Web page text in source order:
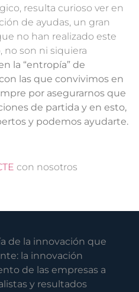
resulta curioso ver en
de ayudas, un gran
no han realizado este
no son ni siquiera
la “entropía” de
las que convivimos en
por asegurarnos que
de partida y en esto,
y podemos ayudarte.
con nosotros
de la innovación que
la innovación
de las empresas a
y resultados